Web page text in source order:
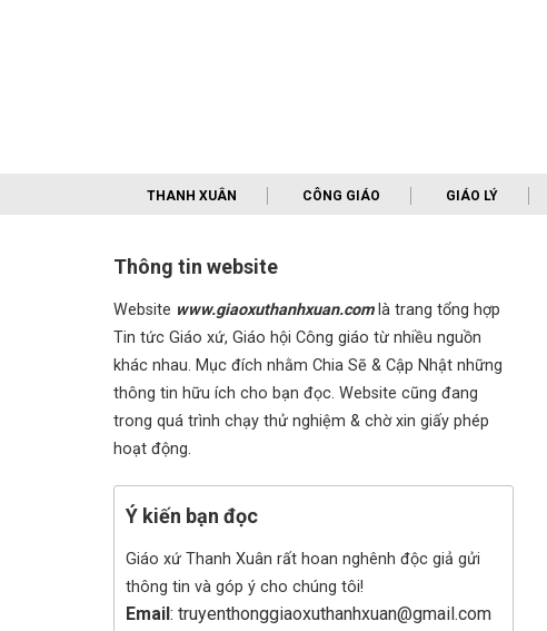
THANH XUÂN CÔNG GIÁO GIÁO LÝ
Thông tin website
Website www.giaoxuthanhxuan.com là trang tổng hợp
Tin tức Giáo xứ, Giáo hội Công giáo từ nhiều nguồn
khác nhau. Mục đích nhằm Chia Sẽ & Cập Nhật những
thông tin hữu ích cho bạn đọc. Website cũng đang
trong quá trình chạy thử nghiệm & chờ xin giấy phép
hoạt động.
Ý kiến bạn đọc
Giáo xứ Thanh Xuân rất hoan nghênh độc giả gửi
thông tin và góp ý cho chúng tôi!
Email: truyenthonggiaoxuthanhxuan@gmail.com